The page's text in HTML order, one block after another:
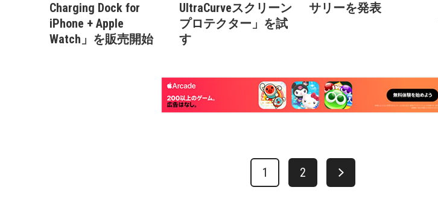
Charging Dock for
iPhone + Apple
Watch」を販売開始
UltraCurveスクリーン
プロテクター」を試
す
サリーを発表
1 2